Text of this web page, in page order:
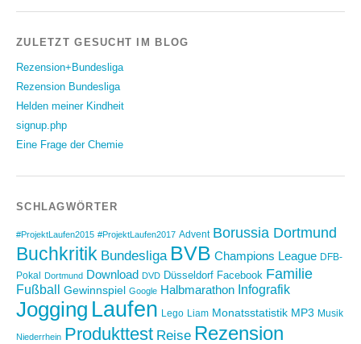
ZULETZT GESUCHT IM BLOG
Rezension+Bundesliga
Rezension Bundesliga
Helden meiner Kindheit
signup.php
Eine Frage der Chemie
SCHLAGWÖRTER
#ProjektLaufen2015 #ProjektLaufen2017 Advent Borussia Dortmund
Buchkritik Bundesliga BVB Champions League DFB-
Pokal Dortmund Download DVD Düsseldorf Facebook Familie
Fußball Gewinnspiel Google Halbmarathon Infografik
Jogging Laufen Lego Liam Monatsstatistik MP3 Musik
Niederrhein Produkttest Reise Rezension